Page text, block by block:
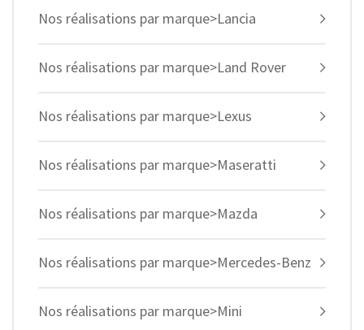
Nos réalisations par marque>Lancia
Nos réalisations par marque>Land Rover
Nos réalisations par marque>Lexus
Nos réalisations par marque>Maseratti
Nos réalisations par marque>Mazda
Nos réalisations par marque>Mercedes-Benz
Nos réalisations par marque>Mini